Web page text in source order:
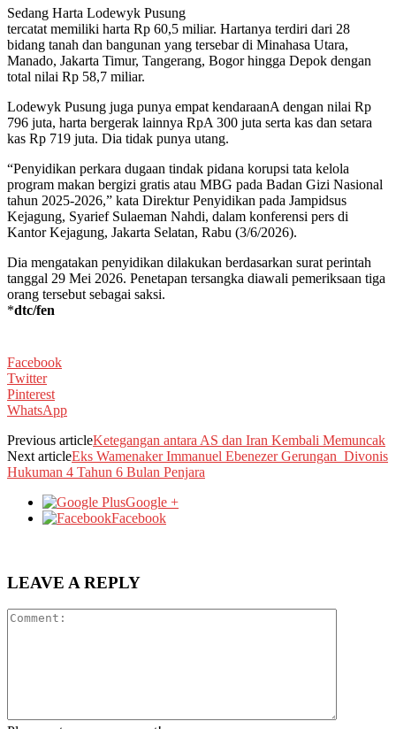
Sedang Harta Lodewyk Pusung
tercatat memiliki harta Rp 60,5 miliar. Hartanya terdiri dari 28
bidang tanah dan bangunan yang tersebar di Minahasa Utara,
Manado, Jakarta Timur, Tangerang, Bogor hingga Depok dengan
total nilai Rp 58,7 miliar.
Lodewyk Pusung juga punya empat kendaraanA dengan nilai Rp
796 juta, harta bergerak lainnya RpA 300 juta serta kas dan setara
kas Rp 719 juta. Dia tidak punya utang.
“Penyidikan perkara dugaan tindak pidana korupsi tata kelola
program makan bergizi gratis atau MBG pada Badan Gizi Nasional
tahun 2025-2026,” kata Direktur Penyidikan pada Jampidsus
Kejagung, Syarief Sulaeman Nahdi, dalam konferensi pers di
Kantor Kejagung, Jakarta Selatan, Rabu (3/6/2026).
Dia mengatakan penyidikan dilakukan berdasarkan surat perintah
tanggal 29 Mei 2026. Penetapan tersangka diawali pemeriksaan tiga
orang tersebut sebagai saksi.
*dtc/fen
Facebook
Twitter
Pinterest
WhatsApp
Previous articleKetegangan antara AS dan Iran Kembali Memuncak
Next articleEks Wamenaker Immanuel Ebenezer Gerungan Divonis
Hukuman 4 Tahun 6 Bulan Penjara
Google +
Facebook
LEAVE A REPLY